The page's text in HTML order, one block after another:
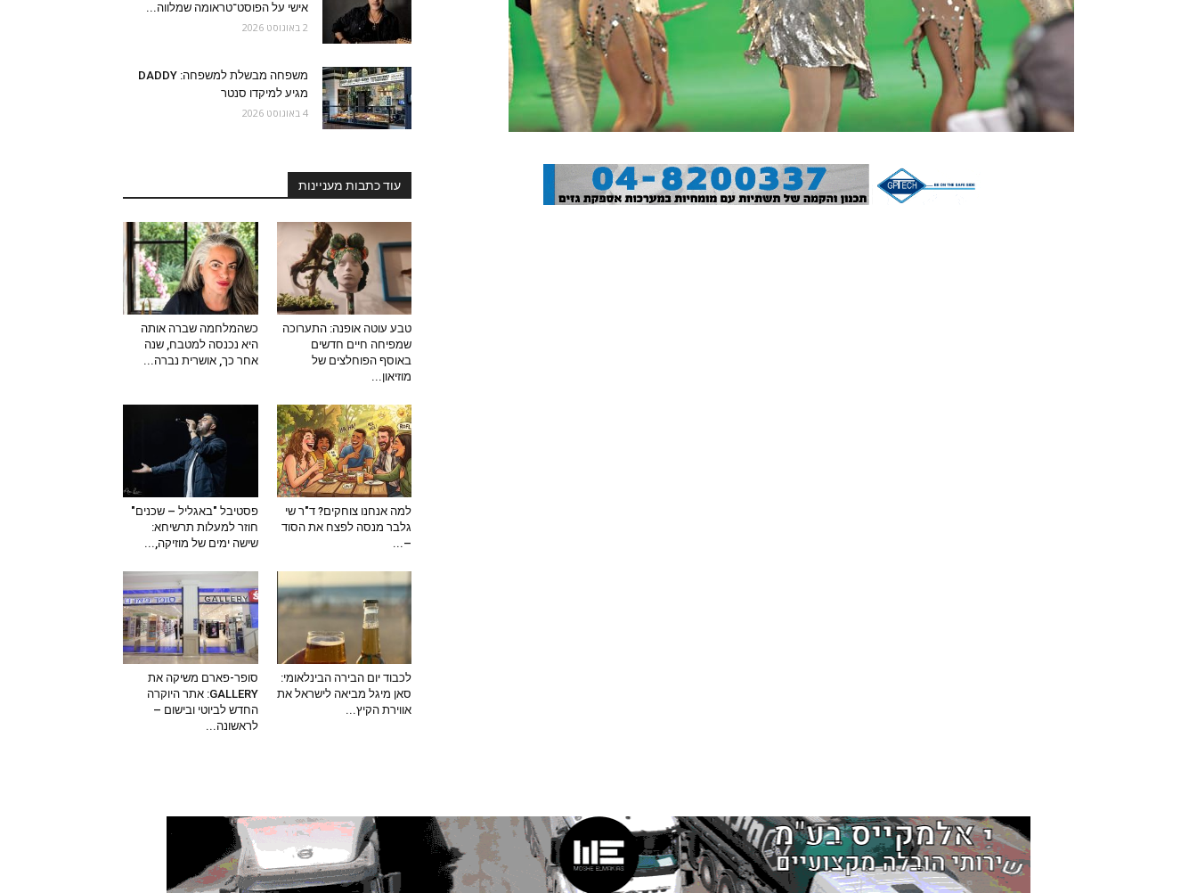
אישי על הפוסט־טראומה שמלווה...
2 באוגוסט 2026
משפחה מבשלת למשפחה: DADDY
מגיע למיקדו סנטר
4 באוגוסט 2026
עוד כתבות מעניינות
טבע עוטה אופנה: התערוכה
שמפיחה חיים חדשים
באוסף הפוחלצים של
מוזיאון...
כשהמלחמה שברה אותה
היא נכנסה למטבח, שנה
אחר כך, אושרית נברה...
למה אנחנו צוחקים? ד"ר שי
גלבר מנסה לפצח את הסוד
–...
פסטיבל "באגליל – שכנים"
חוזר למעלות תרשיחא:
שישה ימים של מוזיקה,...
לכבוד יום הבירה הבינלאומי:
סאן מיגל מביאה לישראל את
אווירת הקיץ...
סופר-פארם משיקה את
GALLERY: אתר היוקרה
החדש לביוטי ובישום –
לראשונה...